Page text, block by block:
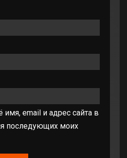
имя, email и адрес сайта в
последующих моих